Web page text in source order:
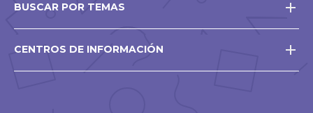
BUSCAR POR TEMAS
CENTROS DE INFORMACIÓN